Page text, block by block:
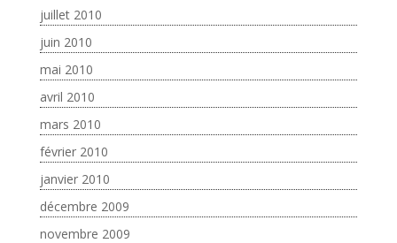
juillet 2010
juin 2010
mai 2010
avril 2010
mars 2010
février 2010
janvier 2010
décembre 2009
novembre 2009